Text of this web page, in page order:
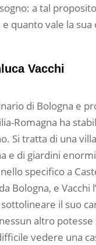
a tal
quanto vale la sua
Vacchi
di Bologna e
Romagna ha
Si tratta di una
e di giardini
specifico a
Bologna, e Vacchi
sottolineare il suo
altro
vedere una